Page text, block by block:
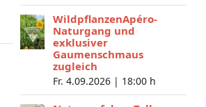
WildpflanzenApéro-
Naturgang und
exklusiver
Gaumenschmaus
zugleich
Fr. 4.09.2026 | 18:00 h